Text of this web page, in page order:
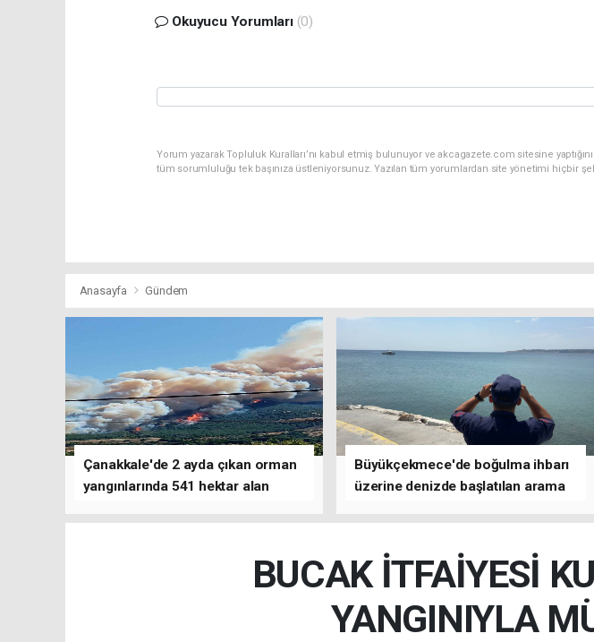
Okuyucu Yorumları (0)
Yorum yazarak Topluluk Kuralları’nı kabul etmiş bulunuyor ve akcagazete.com sitesine
tüm sorumluluğu tek başınıza üstleniyorsunuz. Yazılan tüm yorumlardan site yönetimi hiçbir
Anasayfa Gündem
Çanakkale'de 2 ayda çıkan orman
yangınlarında 541 hektar alan
Büyükçekmece'de boğulma ihbarı
üzerine denizde başlatılan arama
BUCAK İTFAİYESİ
YANGINIYLA